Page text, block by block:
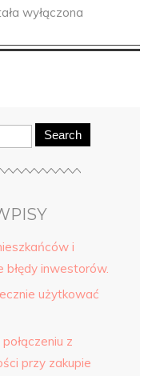
wyłączona
Search
i
błędy inwestorów.
użytkować
z
przy zakupie